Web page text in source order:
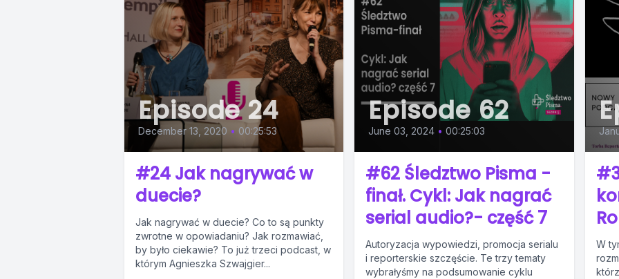
Episode 24
December 13, 2020 • 00:25:53
#24 Jak nagrywać w
duecie?
Jak nagrywać w duecie? Co to są punkty
zwrotne w opowiadaniu? Jak rozmawiać,
by było ciekawie? To już trzeci podcast, w
którym Agnieszka Szwajgier...
Episode 62
June 03, 2024 • 00:25:03
#62 Śledztwo Pisma -
finał. Cykl: Jak nagrać
serial audio?- część 7
Autoryzacja wypowiedzi, promocja serialu
i reporterskie szczęście. Te trzy tematy
wybrałyśmy na podsumowanie cyklu
W